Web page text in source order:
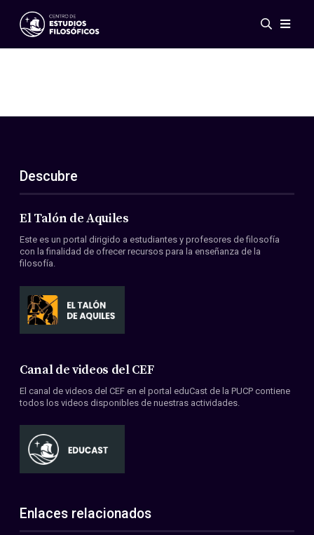
Eventos
ES
EN
Acerca de nosotros
Miembros
Convenios
Descubre
El Talón de Aquiles
Este es un portal dirigido a estudiantes y profesores de filosofía
con la finalidad de ofrecer recursos para la enseñanza de la
filosofía.
Canal de videos del CEF
El canal de videos del CEF en el portal eduCast de la PUCP contiene
todos los videos disponibles de nuestras actividades.
Enlaces relacionados